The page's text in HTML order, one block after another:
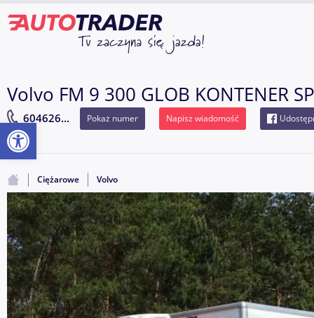
Volvo FM 9 300 GLOB KONTENER
604626... Pokaż numer Napisz wiadomość
Ciężarowe Volvo
Otwórz pasek narzędzi